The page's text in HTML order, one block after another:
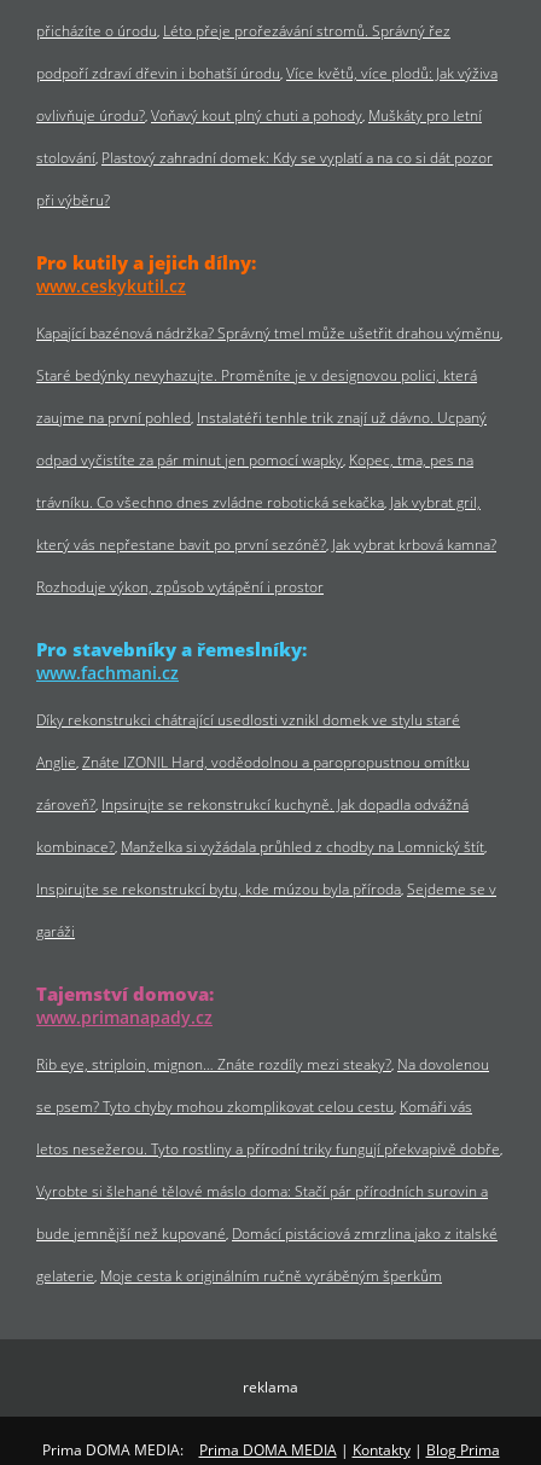
přicházíte o úrodu Léto přeje prořezávání stromů. Správný řez
podpoří zdraví dřevin i bohatší úrodu Více květů, více plodů: Jak výživa
ovlivňuje úrodu? Voňavý kout plný chuti a pohody Muškáty pro letní
stolování Plastový zahradní domek: Kdy se vyplatí a na co si dát pozor
při výběru?
Pro kutily a jejich dílny:
www.ceskykutil.cz
Kapající bazénová nádržka? Správný tmel může ušetřit drahou výměnu
Staré bedýnky nevyhazujte. Proměníte je v designovou polici, která
zaujme na první pohled Instalatéři tenhle trik znají už dávno. Ucpaný
odpad vyčistíte za pár minut jen pomocí wapky Kopec, tma, pes na
trávníku. Co všechno dnes zvládne robotická sekačka Jak vybrat gril,
který vás nepřestane bavit po první sezóně? Jak vybrat krbová kamna?
Rozhoduje výkon, způsob vytápění i prostor
Pro stavebníky a řemeslníky:
www.fachmani.cz
Díky rekonstrukci chátrající usedlosti vznikl domek ve stylu staré
Anglie Znáte IZONIL Hard, voděodolnou a paropropustnou omítku
zároveň? Inpsirujte se rekonstrukcí kuchyně. Jak dopadla odvážná
kombinace? Manželka si vyžádala průhled z chodby na Lomnický štít
Inspirujte se rekonstrukcí bytu, kde múzou byla příroda Sejdeme se v
garáži
Tajemství domova:
www.primanapady.cz
Rib eye, striploin, mignon… Znáte rozdíly mezi steaky? Na dovolenou
se psem? Tyto chyby mohou zkomplikovat celou cestu Komáři vás
letos nesežerou. Tyto rostliny a přírodní triky fungují překvapivě dobře
Vyrobte si šlehané tělové máslo doma: Stačí pár přírodních surovin a
bude jemnější než kupované Domácí pistáciová zmrzlina jako z italské
gelaterie Moje cesta k originálním ručně vyráběným šperkům
reklama
Prima DOMA MEDIA: Prima DOMA MEDIA| Kontakty| Blog Prima